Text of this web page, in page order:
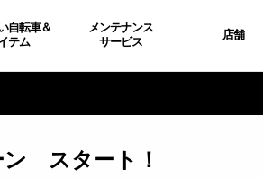
自転車＆
テム
メンテナンス
サービス
店舗
ン スタート！